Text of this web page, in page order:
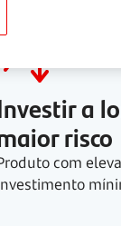
a
risco
com